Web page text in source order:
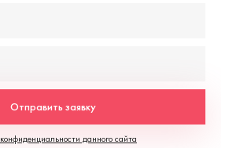
Отправить заявку
конфиденциальности данного сайта